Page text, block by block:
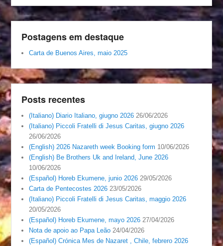
Postagens em destaque
Carta de Buenos Aires, maio 2025
Posts recentes
(Italiano) Diario Italiano, giugno 2026 26/06/2026
(Italiano) Piccoli Fratelli di Jesus Caritas, giugno 2026
26/06/2026
(English) 2026 Nazareth week Booking form 10/06/2026
(English) Be Brothers Uk and Ireland, June 2026
10/06/2026
(Español) Horeb Ekumene, junio 2026 29/05/2026
Carta de Pentecostes 2026 23/05/2026
(Italiano) Piccoli Fratelli di Jesus Caritas, maggio 2026
20/05/2026
(Español) Horeb Ekumene, mayo 2026 27/04/2026
Nota de apoio ao Papa Leão 24/04/2026
(Español) Crónica Mes de Nazaret , Chile, febrero 2026